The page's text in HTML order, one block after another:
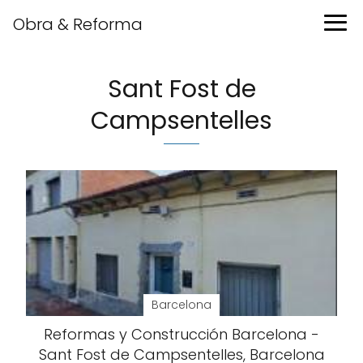
Obra & Reforma
Sant Fost de
Campsentelles
Barcelona
Reformas y Construcción Barcelona -
Sant Fost de Campsentelles, Barcelona